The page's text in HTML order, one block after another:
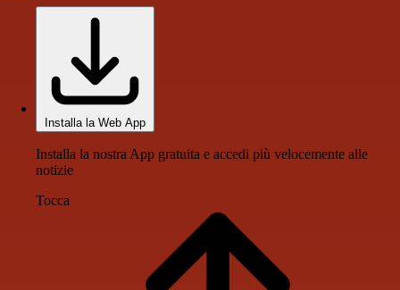
Installa la Web App
Installa la nostra App gratuita e accedi più velocemente alle
notizie
Tocca